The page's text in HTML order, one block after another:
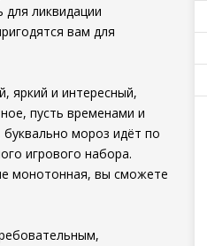
ликвидации
вам для
яркий и интересный,
пусть временами и
мороз идёт по
игрового набора.
монотонная, вы сможете